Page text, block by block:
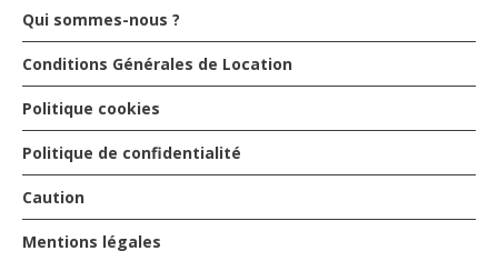
Qui sommes-nous ?
Conditions Générales de Location
Politique cookies
Politique de confidentialité
Caution
Mentions légales